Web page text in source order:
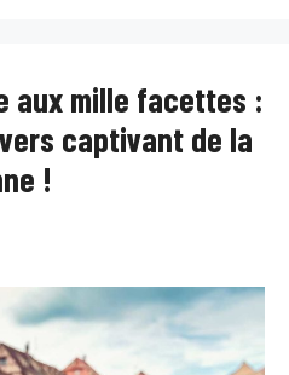
aux mille facettes :
captivant de la
!